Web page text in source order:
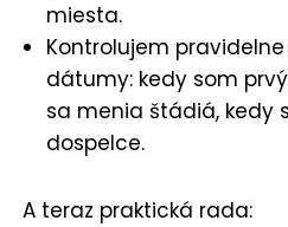
miesta.
Kontrolujem
dátumy: kedy som
sa menia štádiá, kedy
dospelce.
A teraz praktická rada: